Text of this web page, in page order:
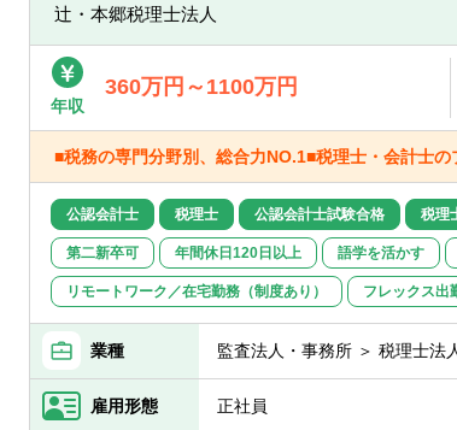
辻・本郷税理士法人
年収
360万円～1100万円
■税務の専門分野別、総合力NO.1■税理士・会計士
公認会計士 税理士 公認会計士試験合格 税理
第二新卒可 年間休日120日以上 語学を活かす
リモートワーク／在宅勤務（制度あり） フレックス出
業種 監査法人・事務所 ＞ 税理士法
雇用形態 正社員